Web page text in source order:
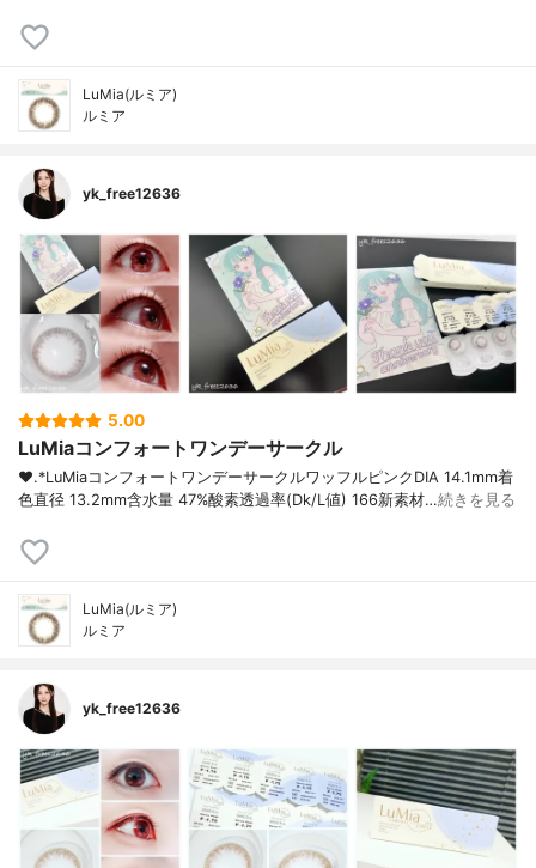
LuMia(ルミア)
ルミア
yk_free12636
5.00
LuMiaコンフォートワンデーサークル
❤︎.*⁡LuMiaコンフォートワンデーサークルワッフルピンク⁡DIA 14.1mm着
色直径 13.2mm含水量 47%酸素透過率(Dk/L値) 166⁡新素材…続きを見る
LuMia(ルミア)
ルミア
yk_free12636